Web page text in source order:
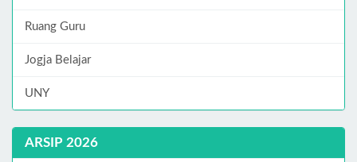
Ruang Guru
Jogja Belajar
UNY
ARSIP 2026